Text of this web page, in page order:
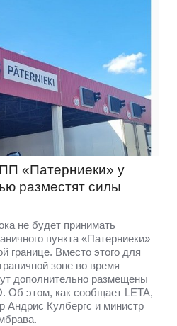
«Патерниеки» у
разместят силы
не будет принимать
пункта «Патерниеки»
границе. Вместо этого для
зоне во время
дополнительно размещены
Об этом, как сообщает LETA,
Андрис Кулбергс и министр